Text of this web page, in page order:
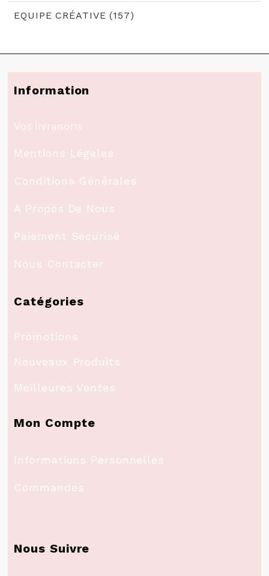
EQUIPE CRÉATIVE (157)
Information
Vos livraisons
Mentions Légales
Conditions Générales
A Propos De Nous
Paiement Sécurisé
Nous Contacter
Catégories
Promotions
Nouveaux Produits
Meilleures Ventes
Mon Compte
Informations Personnelles
Commandes
Nous Suivre